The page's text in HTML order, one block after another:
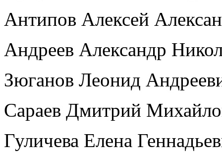
Антипов Алексей
Андреев Александр
Зюганов Леонид
Сараев Дмитрий
Гуличева Елена